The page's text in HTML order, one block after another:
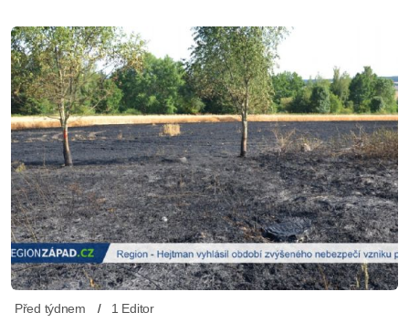
Před týdnem 1 Editor